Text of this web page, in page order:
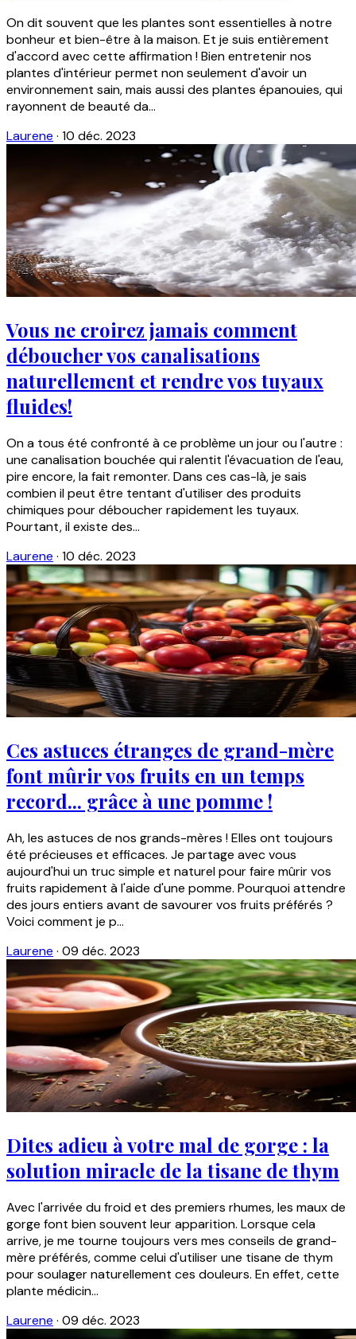
On dit souvent que les plantes sont essentielles à notre
bonheur et bien-être à la maison. Et je suis entièrement
d'accord avec cette affirmation ! Bien entretenir nos
plantes d'intérieur permet non seulement d'avoir un
environnement sain, mais aussi des plantes épanouies, qui
rayonnent de beauté da...
Laurene · 10 déc. 2023
Vous ne croirez jamais comment
déboucher vos canalisations
naturellement et rendre vos tuyaux
fluides!
On a tous été confronté à ce problème un jour ou l'autre :
une canalisation bouchée qui ralentit l'évacuation de l'eau,
pire encore, la fait remonter. Dans ces cas-là, je sais
combien il peut être tentant d'utiliser des produits
chimiques pour déboucher rapidement les tuyaux.
Pourtant, il existe des...
Laurene · 10 déc. 2023
Ces astuces étranges de grand-mère
font mûrir vos fruits en un temps
record... grâce à une pomme !
Ah, les astuces de nos grands-mères ! Elles ont toujours
été précieuses et efficaces. Je partage avec vous
aujourd'hui un truc simple et naturel pour faire mûrir vos
fruits rapidement à l'aide d'une pomme. Pourquoi attendre
des jours entiers avant de savourer vos fruits préférés ?
Voici comment je p...
Laurene · 09 déc. 2023
Dites adieu à votre mal de gorge : la
solution miracle de la tisane de thym
Avec l'arrivée du froid et des premiers rhumes, les maux de
gorge font bien souvent leur apparition. Lorsque cela
arrive, je me tourne toujours vers mes conseils de grand-
mère préférés, comme celui d'utiliser une tisane de thym
pour soulager naturellement ces douleurs. En effet, cette
plante médicin...
Laurene · 09 déc. 2023